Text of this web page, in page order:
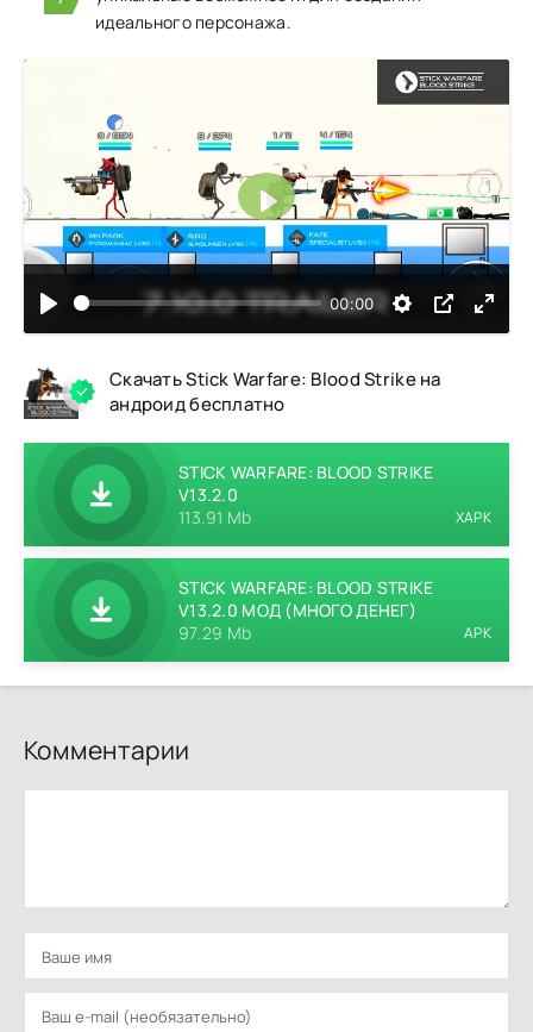
идеального персонажа.
00:00
Воспроизвести
Скачать Stick Warfare: Blood Strike на
андроид бесплатно
STICK WARFARE: BLOOD STRIKE
V13.2.0
113.91 Mb
XAPK
STICK WARFARE: BLOOD STRIKE
V13.2.0 МОД (МНОГО ДЕНЕГ)
97.29 Mb
APK
Комментарии